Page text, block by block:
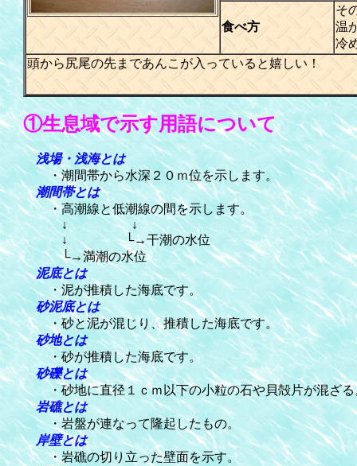
食べ方
そ
温
冷
頭から尻尾の先まであんこが入っていると嬉しい！
①生息域で示す用語について
浅場・浅海とは
・潮間帯から水深２０ｍ位を示します。
潮間帯とは
・高潮線と低潮線の間を示します。
↓ ↓
↓ └→干潮の水位
└→満潮の水位
泥底とは
・泥が推積した海底です。
砂泥底とは
・砂と泥が混じり、推積した海底です。
砂地とは
・砂が推積した海底です。
砂礫とは
・砂地に直径１ｃｍ以下の小粒の石や貝殻片が混ざる
岩礁とは
・岩盤が連なって隆起したもの。
岸壁とは
・岩礁の切り立った壁面を示す。